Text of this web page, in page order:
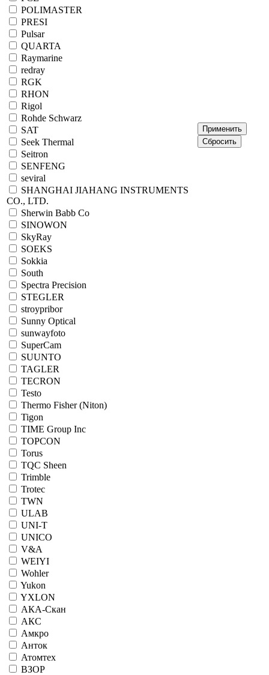
POLIMASTER
PRESI
Pulsar
QUARTA
Raymarine
redray
RGK
RHON
Rigol
Rohde Schwarz
SAT
Seek Thermal
Seitron
SENFENG
seviral
SHANGHAI JIAHANG INSTRUMENTS
CO., LTD.
Sherwin Babb Co
SINOWON
SkyRay
SOEKS
Sokkia
South
Spectra Precision
STEGLER
stroypribor
Sunny Optical
sunwayfoto
SuperCam
SUUNTO
TAGLER
TECRON
Testo
Thermo Fisher (Niton)
Tigon
TIME Group Inc
TOPCON
Torus
TQC Sheen
Trimble
Trotec
TWN
ULAB
UNI-T
UNICO
V&A
WEIYI
Wohler
Yukon
YXLON
АКА-Скан
АКС
Амкро
Анток
Атомтех
ВЗОР